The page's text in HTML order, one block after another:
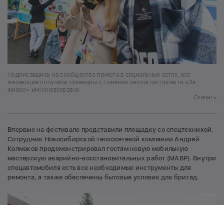
Подписавшись на сообщество приюта в социальных сетях, все
желающие получали сувениры с главным хештэгом проекта «За
живое» #мненевсеравно
Скачать
Впервые на фестивале представили площадку со спецтехникой.
Сотрудник Новосибирской теплосетевой компании Андрей
Колмаков продемонстрировал гостям новую мобильную
мастерскую аварийно-восстановительных работ (МАВР). Внутри
спецавтомобиля есть все необходимые инструменты для
ремонта, а также обеспечены бытовые условия для бригад.